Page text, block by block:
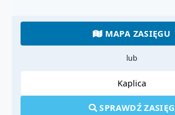
MAPA ZASIĘGU
lub
SPRAWDŹ ZASIĘG